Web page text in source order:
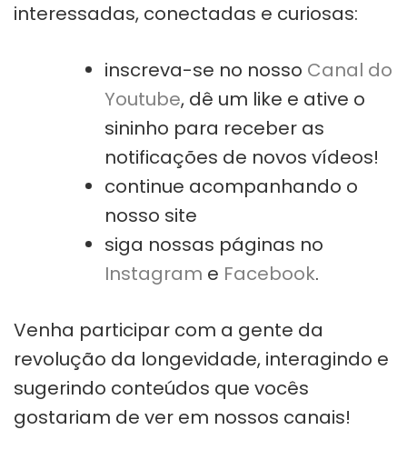
interessadas, conectadas e curiosas:
inscreva-se no nosso Canal do
Youtube, dê um like e ative o
sininho para receber as
notificações de novos vídeos!
continue acompanhando o
nosso site
siga nossas páginas no
Instagram e Facebook.
Venha participar com a gente da
revolução da longevidade, interagindo e
sugerindo conteúdos que vocês
gostariam de ver em nossos canais!